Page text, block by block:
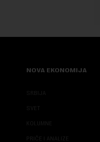
NOVA EKONOMIJA
SRBIJA
SVET
KOLUMNE
PRIČE I ANALIZE